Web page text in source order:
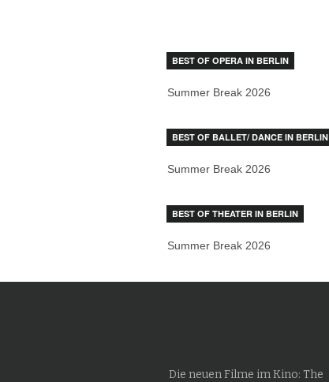
BEST OF OPERA IN BERLIN
Summer Break 2026
BEST OF BALLET/ DANCE IN BERLIN
Summer Break 2026
BEST OF THEATER IN BERLIN
Summer Break 2026
Die neuen Filme im Kino: The